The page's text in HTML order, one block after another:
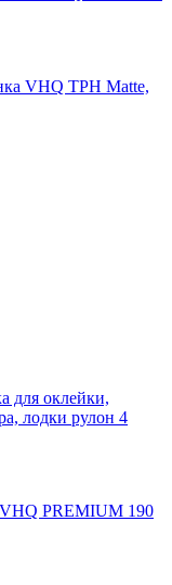
VHQ TPH Matte,
VHQ PREMIUM 190